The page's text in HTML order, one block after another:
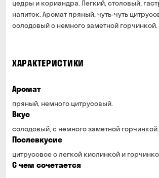
цедры и кориандра. Легкий, столовый,
напиток. Аромат пряный, чуть-чуть
солодовый с немного заметной горчинкой.
ХАРАКТЕРИСТИКИ
Аромат
пряный, немного цитрусовый.
Вкус
солодовый, с немного заметной горчинкой.
Послевкусие
цитрусовое с легкой кислинкой и
С чем сочетается